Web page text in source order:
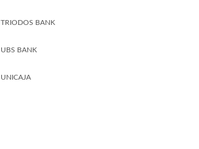
TRIODOS BANK
UBS BANK
UNICAJA